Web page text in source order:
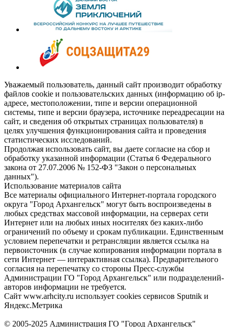
Уважаемый пользователь, данный сайт производит обработку
файлов cookie и пользовательских данных (информацию об ip-
адресе, местоположении, типе и версии операционной
системы, типе и версии браузера, источнике переадресации на
сайт, и сведения об открытых страницах пользователя) в
целях улучшения функционирования сайта и проведения
статистических исследований.
Продолжая использовать сайт, вы даете согласие на сбор и
обработку указанной информации (Статья 6 Федерального
закона от 27.07.2006 № 152-ФЗ "Закон о персональных
данных").
Использование материалов сайта
Все материалы официального Интернет-портала городского
округа "Город Архангельск" могут быть воспроизведены в
любых средствах массовой информации, на серверах сети
Интернет или на любых иных носителях без каких-либо
ограничений по объему и срокам публикации. Единственным
условием перепечатки и ретрансляции является ссылка на
первоисточник (в случае копирования информации портала в
сети Интернет — интерактивная ссылка). Предварительного
согласия на перепечатку со стороны Пресс-службы
Администрации ГО "Город Архангельск" или подразделений-
авторов информации не требуется.
Сайт www.arhcity.ru использует cookies сервисов Sputnik и
Яндекс.Метрика
© 2005-2025 Администрация ГО "Город Архангельск"